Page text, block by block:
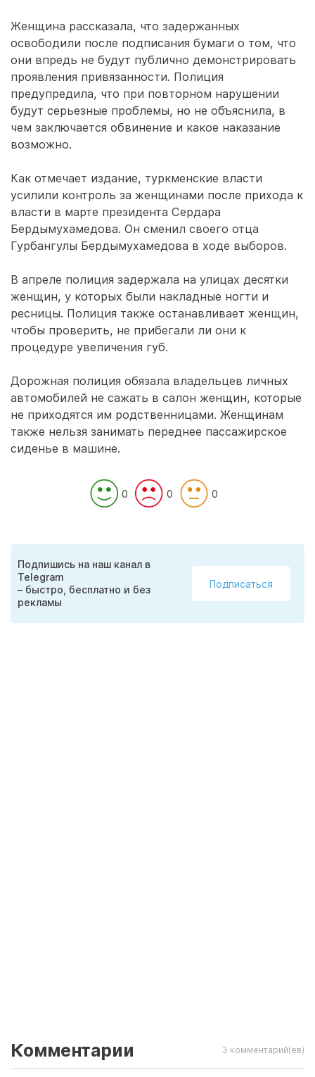
Женщина рассказала, что задержанных
освободили после подписания бумаги о том, что
они впредь не будут публично демонстрировать
проявления привязанности. Полиция
предупредила, что при повторном нарушении
будут серьезные проблемы, но не объяснила, в
чем заключается обвинение и какое наказание
возможно.
Как отмечает издание, туркменские власти
усилили контроль за женщинами после прихода к
власти в марте президента Сердара
Бердымухамедова. Он сменил своего отца
Гурбангулы Бердымухамедова в ходе выборов.
В апреле полиция задержала на улицах десятки
женщин, у которых были накладные ногти и
ресницы. Полиция также останавливает женщин,
чтобы проверить, не прибегали ли они к
процедуре увеличения губ.
Дорожная полиция обязала владельцев личных
автомобилей не сажать в салон женщин, которые
не приходятся им родственницами. Женщинам
также нельзя занимать переднее пассажирское
сиденье в машине.
0 0 0
Подпишись на наш канал в
Telegram
– быстро, бесплатно и без
рекламы
Подписаться
Комментарии 3 комментарий(ев)